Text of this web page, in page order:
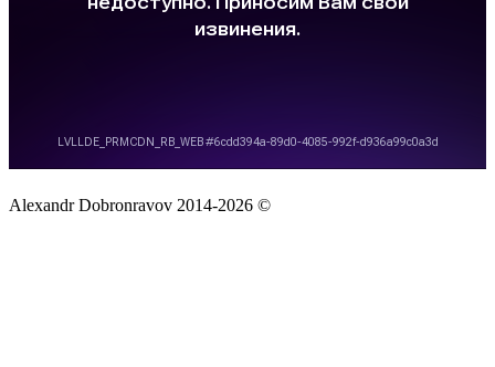
Alexandr Dobronravov 2014-2026 ©